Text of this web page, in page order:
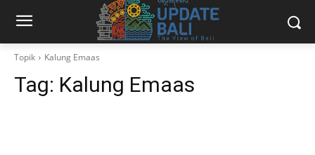
Topik Kalung Emaas
Tag: Kalung Emaas